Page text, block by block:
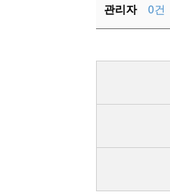
관리자 0건